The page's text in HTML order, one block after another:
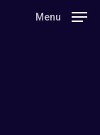
Menu Menu